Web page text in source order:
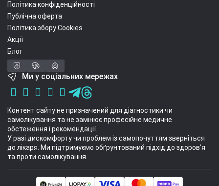
Політика конфіденційності
Публічна оферта
Політика збору Cookies
Акції
Блог
Ми у соціальних мережах
Контент сайту не призначений для діагностики чи
самолікування та не замінює професійне медичне
обстеження і рекомендації.
У разі дискомфорту чи проблем із самопочуттям зверніться
до лікаря. Ми підтримуємо обґрунтований підхід до здоров’я
та проти самолікування.